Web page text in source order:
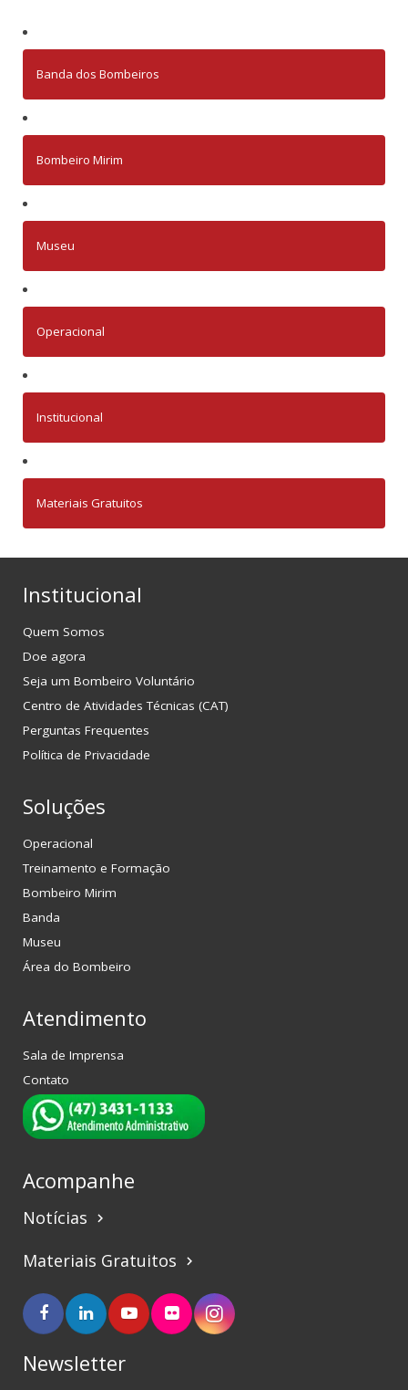
Banda dos Bombeiros
Bombeiro Mirim
Museu
Operacional
Institucional
Materiais Gratuitos
Institucional
Quem Somos
Doe agora
Seja um Bombeiro Voluntário
Centro de Atividades Técnicas (CAT)
Perguntas Frequentes
Política de Privacidade
Soluções
Operacional
Treinamento e Formação
Bombeiro Mirim
Banda
Museu
Área do Bombeiro
Atendimento
Sala de Imprensa
Contato
Acompanhe
Notícias keyboard_arrow_right
Materiais Gratuitos keyboard_arrow_right
Newsletter